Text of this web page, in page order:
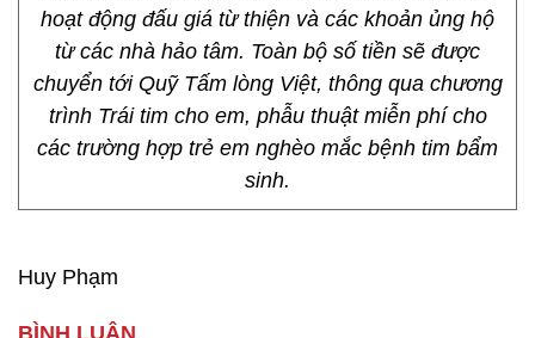
hoạt động đấu giá từ thiện và các khoản ủng hộ
từ các nhà hảo tâm. Toàn bộ số tiền sẽ được
chuyển tới Quỹ Tấm lòng Việt, thông qua chương
trình Trái tim cho em, phẫu thuật miễn phí cho
các trường hợp trẻ em nghèo mắc bệnh tim bẩm
sinh.
Huy Phạm